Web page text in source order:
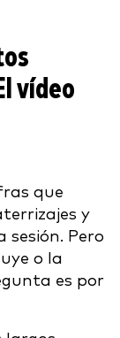
vídeo
que
y
Pero
o la
es por